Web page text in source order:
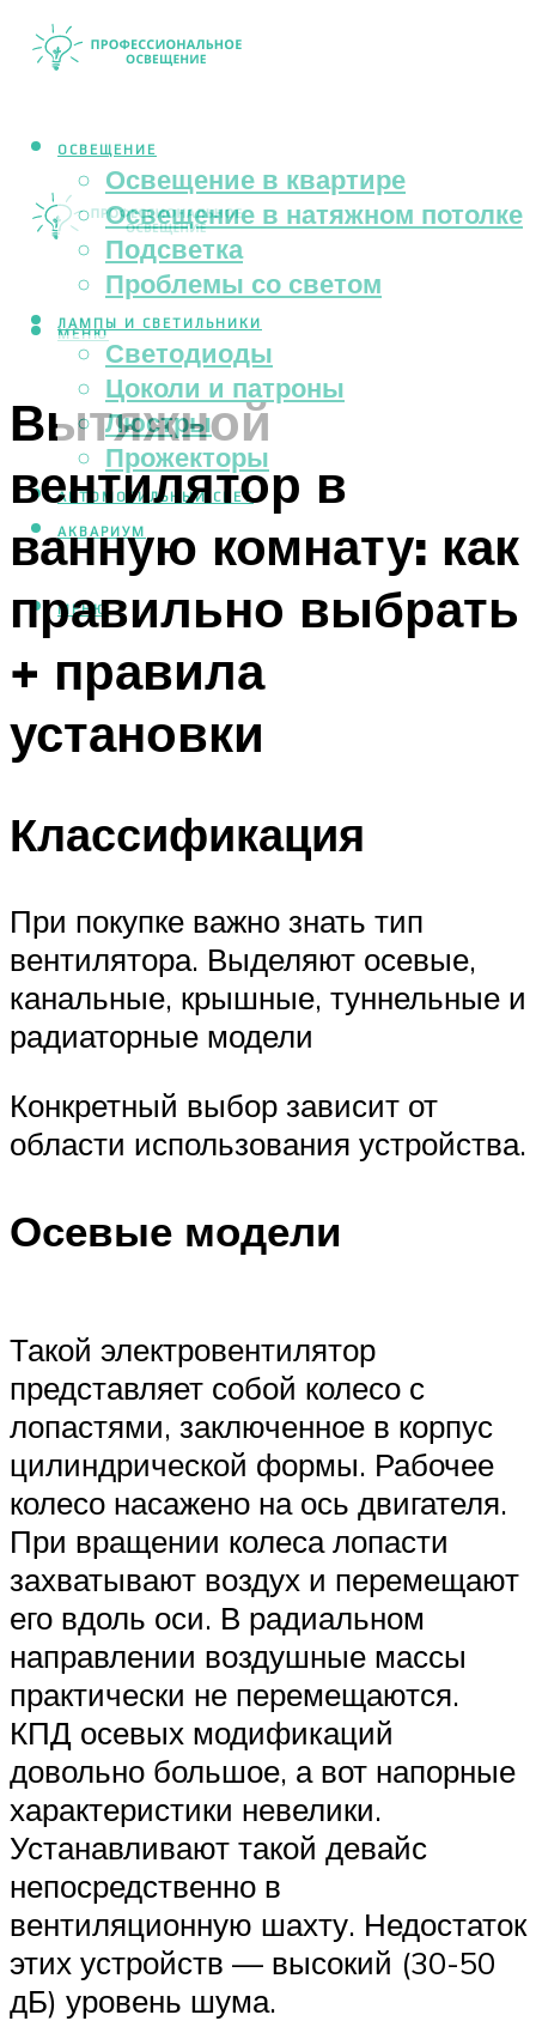
ОСВЕЩЕНИЕ
Освещение в квартире
Освещение в натяжном потолке
Подсветка
Проблемы со светом
ЛАМПЫ И СВЕТИЛЬНИКИ
Светодиоды
Цоколи и патроны
Люстры
Прожекторы
АВТОМОБИЛЬНЫЙ СВЕТ
АКВАРИУМ
МЕНЮ
МЕНЮ
Вытяжной
вентилятор в
ванную комнату: как
правильно выбрать
+ правила
установки
Классификация
При покупке важно знать тип
вентилятора. Выделяют осевые,
канальные, крышные, туннельные и
радиаторные модели
Конкретный выбор зависит от
области использования устройства.
Осевые модели
Такой электровентилятор
представляет собой колесо с
лопастями, заключенное в корпус
цилиндрической формы. Рабочее
колесо насажено на ось двигателя.
При вращении колеса лопасти
захватывают воздух и перемещают
его вдоль оси. В радиальном
направлении воздушные массы
практически не перемещаются.
КПД осевых модификаций
довольно большое, а вот напорные
характеристики невелики.
Устанавливают такой девайс
непосредственно в
вентиляционную шахту. Недостаток
этих устройств — высокий (30-50
дБ) уровень шума.